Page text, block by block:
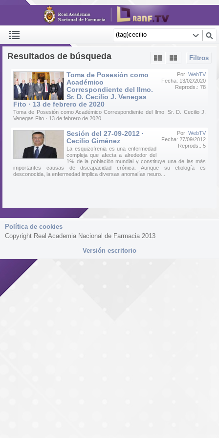
Filtros
Resultados de búsqueda
Por: WebTV
Fecha: 13/02/2020
Reprods.: 78
Toma de Posesión como
Académico
Correspondiente del Ilmo.
Sr. D. Cecilio J. Venegas
Fito · 13 de febrero de 2020
Toma de Posesión como Académico Correspondiente del Ilmo. Sr. D. Cecilio J.
Venegas Fito · 13 de febrero de 2020
Por: WebTV
Fecha: 27/09/2012
Reprods.: 5
Sesión del 27-09-2012 ·
Cecilio Giménez
La esquizofrenia es una enfermedad
compleja que afecta a alrededor del
1% de la población mundial y constituye una de las más
importantes causas de discapacidad crónica. Aunque su etiología es
desconocida, la enfermedad implica diversas anomalías neuro...
Política de cookies
Copyright Real Academia Nacional de Farmacia 2013
Versión escritorio